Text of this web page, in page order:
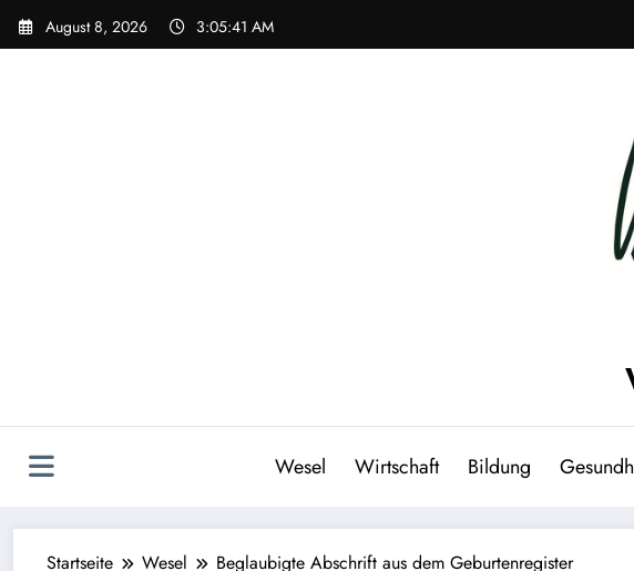
Zum
Inhalt
August 8, 2026 3:05:42 AM
Wesel
Wirtschaft Bildung
Startseite Wesel Beglaubigte Abschrift aus dem Geburtenregister